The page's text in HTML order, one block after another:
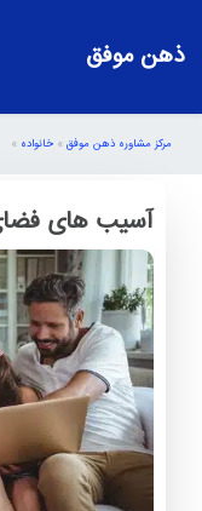
ذهن موفق
مرکز مشاوره ذهن موفق » خانواده »
آسیب های